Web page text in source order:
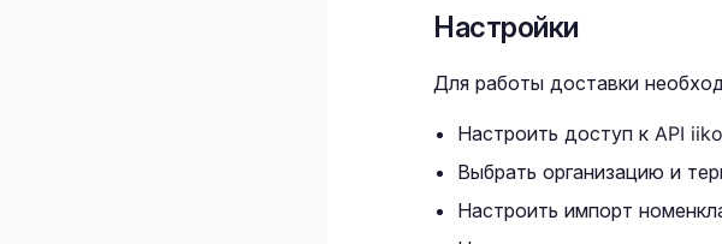
Настройки
Для работы доставки
Настроить доступ к API
Выбрать организацию и
Настроить импорт